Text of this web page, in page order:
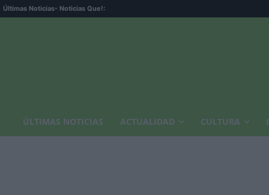
Últimas Noticias- Noticias Que!:
ÚLTIMAS NOTICIAS ACTUALIDAD CULTURA